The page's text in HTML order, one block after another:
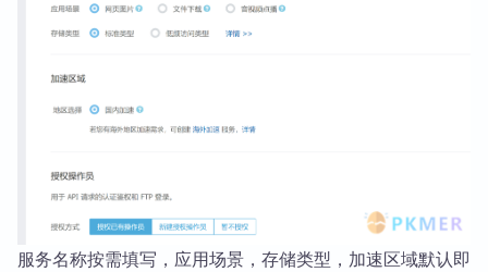
服务名称按需填写，应用场景，存储类型，加速区域默认即